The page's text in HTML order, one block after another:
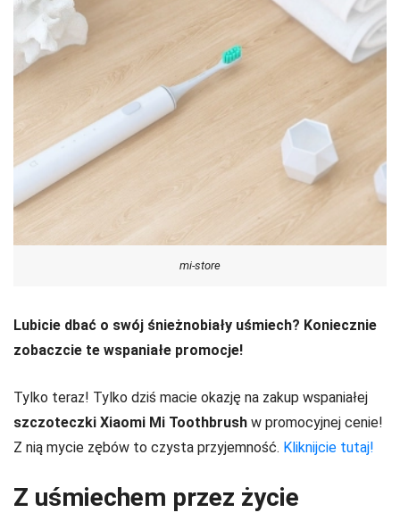
mi-store
Lubicie dbać o swój śnieżnobiały uśmiech? Koniecznie
zobaczcie te wspaniałe promocje!
Tylko teraz! Tylko dziś macie okazję na zakup wspaniałej
szczoteczki Xiaomi Mi Toothbrush w promocyjnej cenie!
Z nią mycie zębów to czysta przyjemność. Kliknijcie tutaj!
Z uśmiechem przez życie